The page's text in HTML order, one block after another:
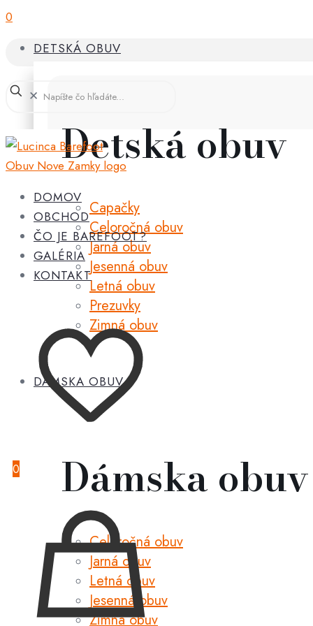
0
DETSKÁ OBUV
Detská obuv
Capačky
Celoročná obuv
Jarná obuv
Jesenná obuv
Letná obuv
Prezuvky
Zimná obuv
DÁMSKA OBUV
Dámska obuv
Celoročná obuv
Jarná obuv
Letná obuv
Jesenná obuv
Zimná obuv
✕
DOMOV
OBCHOD
ČO JE BAREFOOT?
GALÉRIA
KONTAKT
0